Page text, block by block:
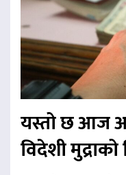
यस्तो छ आज
विदेशी